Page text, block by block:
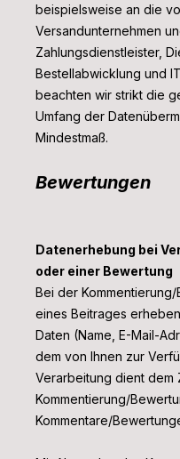
beispielsweise an die
Versandunternehmen
Zahlungsdienstleister,
Bestellabwicklung und
beachten wir strikt die
Umfang der
Mindestmaß.
Bewertungen
Datenerhebung bei
oder einer Bewertung
Bei der
eines Beitrages
Daten (Name, E-Mail-
dem von Ihnen zur
Verarbeitung dient dem
Kommentierung/
Kommentare/